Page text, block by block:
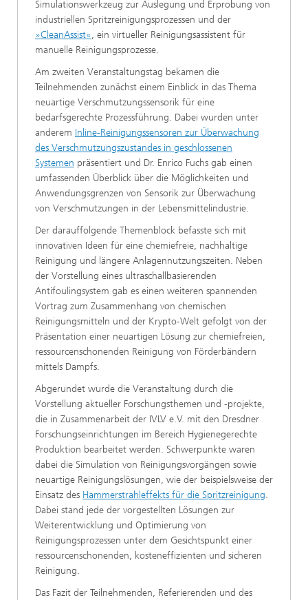
Simulationswerkzeug zur Auslegung und Erprobung von
industriellen Spritzreinigungsprozessen und der
»CleanAssist«, ein virtueller Reinigungsassistent für
manuelle Reinigungsprozesse.
Am zweiten Veranstaltungstag bekamen die
Teilnehmenden zunächst einem Einblick in das Thema
neuartige Verschmutzungssensorik für eine
bedarfsgerechte Prozessführung. Dabei wurden unter
anderem Inline-Reinigungssensoren zur Überwachung
des Verschmutzungszustandes in geschlossenen
Systemen präsentiert und Dr. Enrico Fuchs gab einen
umfassenden Überblick über die Möglichkeiten und
Anwendungsgrenzen von Sensorik zur Überwachung
von Verschmutzungen in der Lebensmittelindustrie.
Der darauffolgende Themenblock befasste sich mit
innovativen Ideen für eine chemiefreie, nachhaltige
Reinigung und längere Anlagennutzungszeiten. Neben
der Vorstellung eines ultraschallbasierenden
Antifoulingsystem gab es einen weiteren spannenden
Vortrag zum Zusammenhang von chemischen
Reinigungsmitteln und der Krypto-Welt gefolgt von der
Präsentation einer neuartigen Lösung zur chemiefreien,
ressourcenschonenden Reinigung von Förderbändern
mittels Dampfs.
Abgerundet wurde die Veranstaltung durch die
Vorstellung aktueller Forschungsthemen und -projekte,
die in Zusammenarbeit der IVLV e.V. mit den Dresdner
Forschungseinrichtungen im Bereich Hygienegerechte
Produktion bearbeitet werden. Schwerpunkte waren
dabei die Simulation von Reinigungsvorgängen sowie
neuartige Reinigungslösungen, wie der beispielsweise der
Einsatz des Hammerstrahleffekts für die Spritzreinigung.
Dabei stand jede der vorgestellten Lösungen zur
Weiterentwicklung und Optimierung von
Reinigungsprozessen unter dem Gesichtspunkt einer
ressourcenschonenden, kosteneffizienten und sicheren
Reinigung.
Das Fazit der Teilnehmenden, Referierenden und des